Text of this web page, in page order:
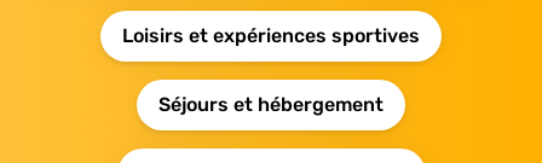
Loisirs et expériences sportives
Séjours et hébergement